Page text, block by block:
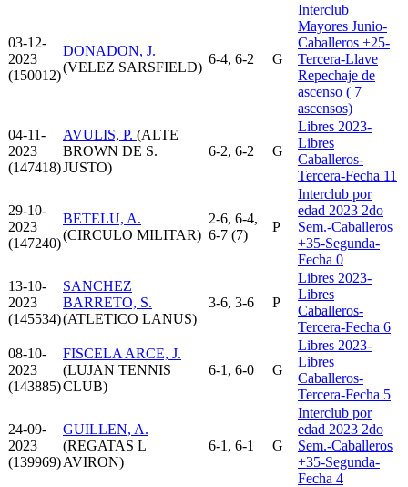
03-12-
2023
(150012)
DONADON, J.
(VELEZ SARSFIELD)
6-4, 6-2 G
Interclub
Mayores Junio-
Caballeros +25-
Tercera-Llave
Repechaje de
ascenso ( 7
ascensos)
04-11-
2023
(147418)
AVULIS, P. (ALTE
BROWN DE S.
JUSTO)
6-2, 6-2 G
Libres 2023-
Libres
Caballeros-
Tercera-Fecha 11
29-10-
2023
(147240)
BETELU, A.
(CIRCULO MILITAR)
2-6, 6-4,
6-7 (7)
P
Interclub por
edad 2023 2do
Sem.-Caballeros
+35-Segunda-
Fecha 0
13-10-
2023
(145534)
SANCHEZ
BARRETO, S.
(ATLETICO LANUS)
3-6, 3-6 P
Libres 2023-
Libres
Caballeros-
Tercera-Fecha 6
08-10-
2023
(143885)
FISCELA ARCE, J.
(LUJAN TENNIS
CLUB)
6-1, 6-0 G
Libres 2023-
Libres
Caballeros-
Tercera-Fecha 5
24-09-
2023
(139969)
GUILLEN, A.
(REGATAS L
AVIRON)
6-1, 6-1 G
Interclub por
edad 2023 2do
Sem.-Caballeros
+35-Segunda-
Fecha 4